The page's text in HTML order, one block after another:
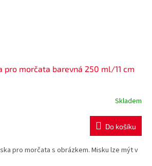
pro morčata barevná 250 ml/11 cm
Skladem
Do košíku
pro morčata s obrázkem. Misku lze mýt v